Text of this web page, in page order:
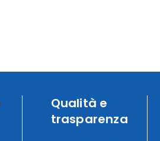
Qualità e
trasparenza